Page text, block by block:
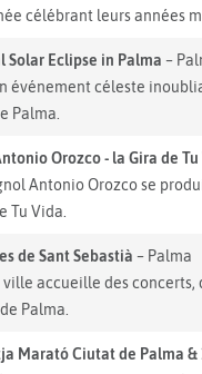
célébrant leurs années
Solar Eclipse in Palma –
événement céleste
Palma.
Orozco - la Gira de Tu
Antonio Orozco se
Tu Vida.
de Sant Sebastià – Palma
accueille des
Palma.
Marató Ciutat de Palma &